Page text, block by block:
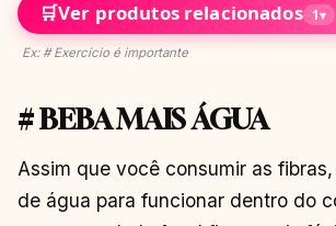
🛒Ver produtos relacionados 1▾
Ex: # Exercício é importante
# BEBA MAIS ÁGUA
Assim que você consumir as
de água para funcionar dentro do